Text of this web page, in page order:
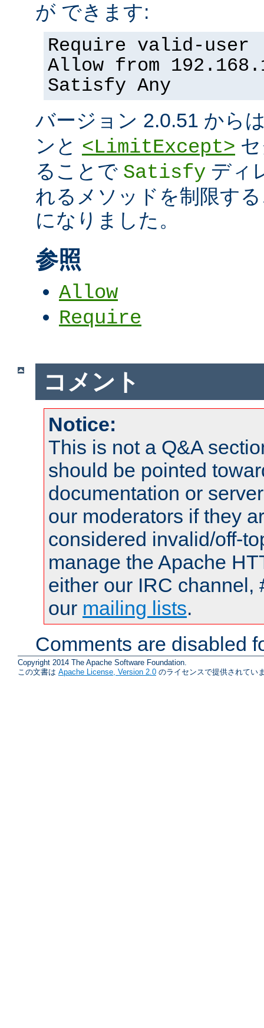
が できます:
Require valid-user
Allow from
Satisfy Any
バージョン 2.0.51 から
ンと <LimitExcept>
ることで Satisfy ディ
れるメソッドを制限す
になりました。
参照
Allow
Require
コメント
Notice:
This is not a Q&A
should be pointed
documentation or
our moderators if they
considered invalid/off-
manage the Apache
either our IRC channel,
our mailing lists.
Comments are disabled
Copyright 2014 The Apache Software Foundation.
この文書は Apache License, Version 2.0 のライセンスで提供されてい